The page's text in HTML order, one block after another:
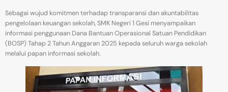
Sebagai wujud komitmen terhadap transparansi dan akuntabilitas
pengelolaan keuangan sekolah, SMK Negeri 1 Gesi menyampaikan
informasi penggunaan Dana Bantuan Operasional Satuan Pendidikan
(BOSP) Tahap 2 Tahun Anggaran 2025 kepada seluruh warga sekolah
melalui papan informasi sekolah.